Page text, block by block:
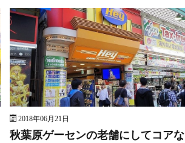
2018年06月21日
秋葉原ゲーセンの老舗にしてコアな